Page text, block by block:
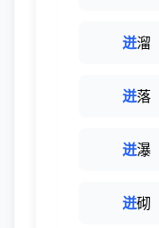
迸溜
迸落
迸瀑
迸砌